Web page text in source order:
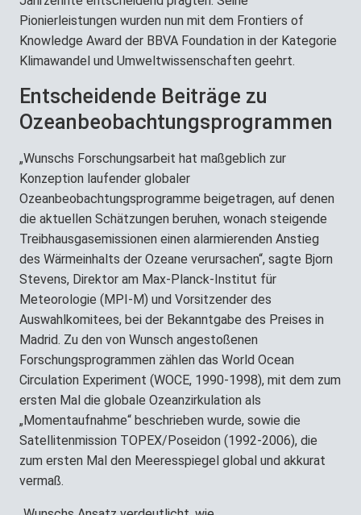
Pionierleistungen wurden nun mit dem Frontiers of
Knowledge Award der BBVA Foundation in der Kategorie
Klimawandel und Umweltwissenschaften geehrt.
Entscheidende Beiträge zu
Ozeanbeobachtungsprogrammen
„Wunschs Forschungsarbeit hat maßgeblich zur
Konzeption laufender globaler
Ozeanbeobachtungsprogramme beigetragen, auf denen
die aktuellen Schätzungen beruhen, wonach steigende
Treibhausgasemissionen einen alarmierenden Anstieg
des Wärmeinhalts der Ozeane verursachen“, sagte Bjorn
Stevens, Direktor am Max-Planck-Institut für
Meteorologie (MPI-M) und Vorsitzender des
Auswahlkomitees, bei der Bekanntgabe des Preises in
Madrid. Zu den von Wunsch angestoßenen
Forschungsprogrammen zählen das World Ocean
Circulation Experiment (WOCE, 1990-1998), mit dem zum
ersten Mal die globale Ozeanzirkulation als
„Momentaufnahme“ beschrieben wurde, sowie die
Satellitenmission TOPEX/Poseidon (1992-2006), die
zum ersten Mal den Meeresspiegel global und akkurat
vermaß.